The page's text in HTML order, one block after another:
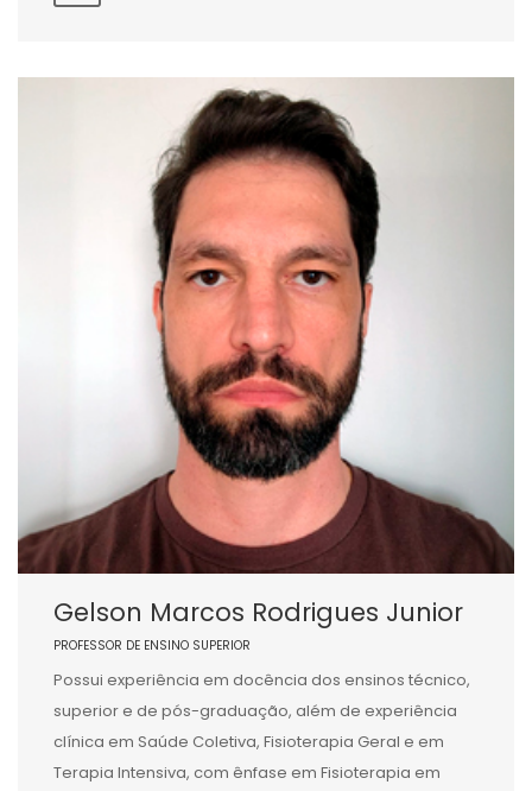
Gelson Marcos Rodrigues Junior
PROFESSOR DE ENSINO SUPERIOR
Possui experiência em docência dos ensinos técnico,
superior e de pós-graduação, além de experiência
clínica em Saúde Coletiva, Fisioterapia Geral e em
Terapia Intensiva, com ênfase em Fisioterapia em